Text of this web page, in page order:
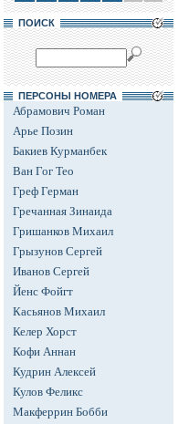
ПОИСК
ПЕРСОНЫ НОМЕРА
Абрамович Роман
Арье Позин
Бакиев Курманбек
Ван Гог Тео
Греф Герман
Гречанная Зинаида
Гришанков Михаил
Грызунов Сергей
Иванов Сергей
Йенс Фойгт
Касьянов Михаил
Келер Хорст
Кофи Аннан
Кудрин Алексей
Кулов Феликс
Макферрин Бобби